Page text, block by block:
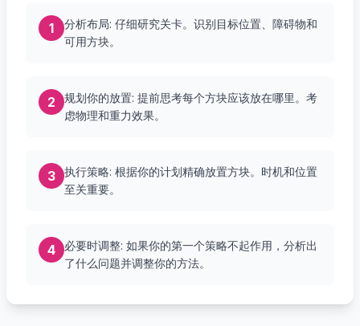
1
分析布局: 仔细研究关卡。识别目标位置、障碍物和
可用方块。
2
规划你的放置: 提前思考每个方块应该放在哪里。考
虑物理和重力效果。
3
执行策略: 根据你的计划精确放置方块。时机和位置
至关重要。
4
必要时调整: 如果你的第一个策略不起作用，分析出
了什么问题并调整你的方法。